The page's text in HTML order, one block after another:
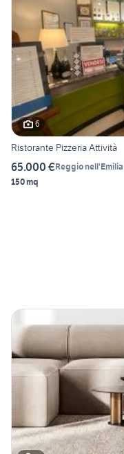
6
Ristorante Pizzeria Attività
65.000 €Reggio nell'Emilia
150 mq